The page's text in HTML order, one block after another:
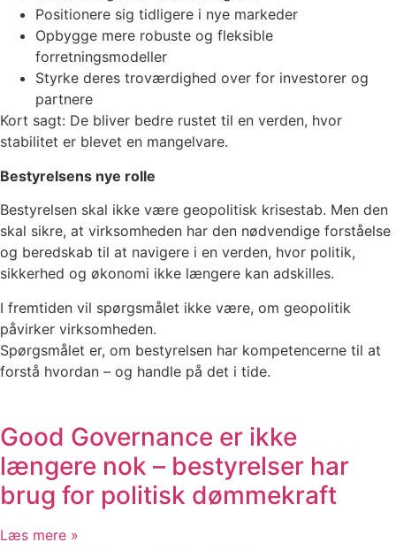
Positionere sig tidligere i nye markeder
Opbygge mere robuste og fleksible
forretningsmodeller
Styrke deres troværdighed over for investorer og
partnere
Kort sagt: De bliver bedre rustet til en verden, hvor
stabilitet er blevet en mangelvare.
Bestyrelsens nye rolle
Bestyrelsen skal ikke være geopolitisk krisestab. Men den
skal sikre, at virksomheden har den nødvendige forståelse
og beredskab til at navigere i en verden, hvor politik,
sikkerhed og økonomi ikke længere kan adskilles.
I fremtiden vil spørgsmålet ikke være, om geopolitik
påvirker virksomheden.
Spørgsmålet er, om bestyrelsen har kompetencerne til at
forstå hvordan – og handle på det i tide.
Good Governance er ikke
længere nok – bestyrelser har
brug for politisk dømmekraft
Læs mere »